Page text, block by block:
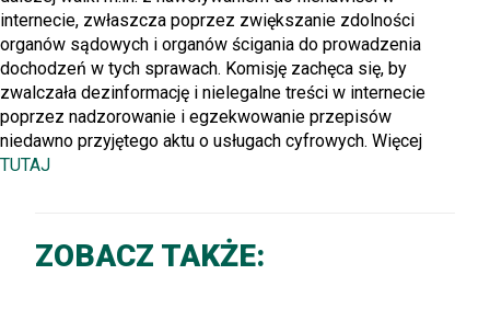
internecie, zwłaszcza poprzez zwiększanie zdolności
organów sądowych i organów ścigania do prowadzenia
dochodzeń w tych sprawach. Komisję zachęca się, by
zwalczała dezinformację i nielegalne treści w internecie
poprzez nadzorowanie i egzekwowanie przepisów
niedawno przyjętego aktu o usługach cyfrowych. Więcej
TUTAJ
ZOBACZ TAKŻE: